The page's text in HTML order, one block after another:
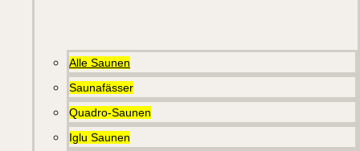
Alle Saunen
Saunafässer
Quadro-Saunen
Iglu Saunen